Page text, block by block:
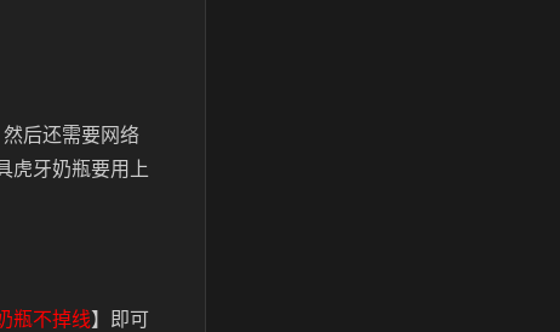
后还需要网络
虎牙奶瓶要用上
瓶不掉线】即可